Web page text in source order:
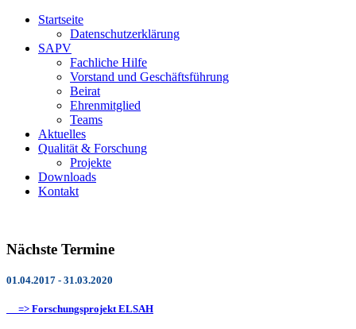
Startseite
Datenschutzerklärung
SAPV
Fachliche Hilfe
Vorstand und Geschäftsführung
Beirat
Ehrenmitglied
Teams
Aktuelles
Qualität & Forschung
Projekte
Downloads
Kontakt
Nächste Termine
01.04.2017 - 31.03.2020
=> Forschungsprojekt ELSAH